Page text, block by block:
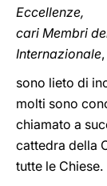
Eccellenze,
cari Membri
Internazionale,
sono lieto di
molti sono
chiamato a
cattedra della
tutte le Chiese.